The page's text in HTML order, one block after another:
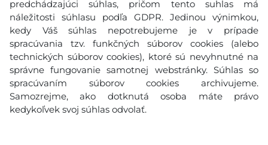
predchádzajúci súhlas, pričom tento suhlas má
náležitosti súhlasu podľa GDPR. Jedinou výnimkou,
kedy Váš súhlas nepotrebujeme je v prípade
spracúvania tzv. funkčných súborov cookies (alebo
technických súborov cookies), ktoré sú nevyhnutné na
správne fungovanie samotnej webstránky. Súhlas so
spracúvaním súborov cookies archivujeme.
Samozrejme, ako dotknutá osoba máte právo
kedykoľvek svoj súhlas odvolať.